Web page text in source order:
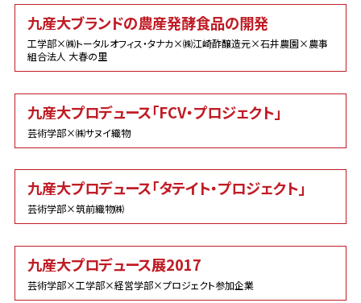
九産大ブランドの農産発酵食品の開発
工学部×㈱トータルオフィス・タナカ×㈱江崎酢醸造元×石井農園×農事
組合法人 大春の里
九産大プロデュース「FCV・プロジェクト」
芸術学部×㈱サヌイ織物
九産大プロデュース「タテイト・プロジェクト」
芸術学部×筑前織物㈱
九産大プロデュース展2017
芸術学部×工学部×経営学部×プロジェクト参加企業